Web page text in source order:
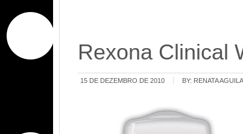
Rexona Clinical
15 DE DEZEMBRO DE 2010 BY: RENATA